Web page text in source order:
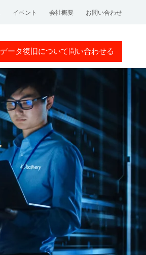
イベント 会社概要 お問い合わせ
データ復旧について問い合わせる